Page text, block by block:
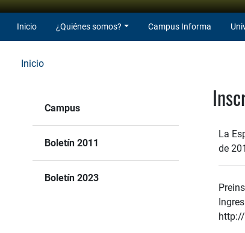
Inicio ¿Quiénes somos? Campus Informa
Inicio
Campus
Boletín 2011
Boletín 2023
La
de